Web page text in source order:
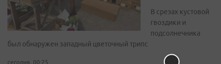
В срезах кустовой
гвоздики и
подсолнечника
был обнаружен западный цветочный трипс
сегодня, 00:25